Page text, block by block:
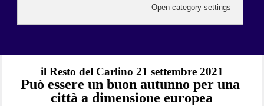
che estende, fra l’altro, a tutti coloro che svolgono una attività lavorativa nel
il Resto del Carlino 21 settembre 2021
Può essere un buon autunno per una
città a dimensione europea